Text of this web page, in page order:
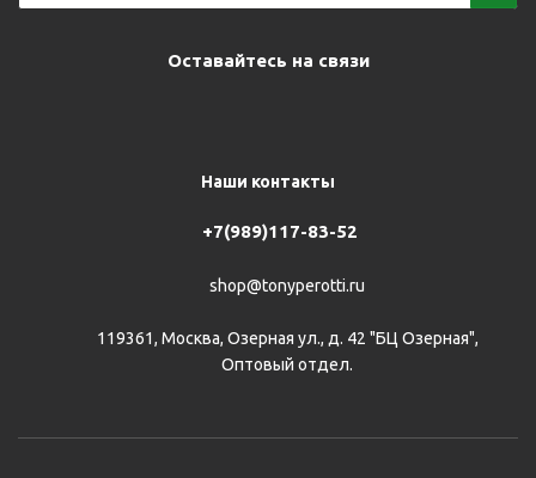
Оставайтесь на связи
Наши контакты
+7(989)117-83-52
shop@tonyperotti.ru
119361, Москва, Озерная ул., д. 42 "БЦ Озерная",
Оптовый отдел.